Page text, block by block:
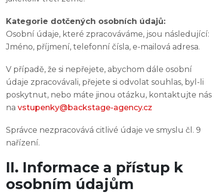
Kategorie dotčených osobních údajů:
Osobní údaje, které zpracováváme, jsou následující:
Jméno, příjmení, telefonní čísla, e-mailová adresa.
V případě, že si nepřejete, abychom dále osobní
údaje zpracovávali, přejete si odvolat souhlas, byl-li
poskytnut, nebo máte jinou otázku, kontaktujte nás
na vstupenky@backstage-agency.cz
Správce nezpracovává citlivé údaje ve smyslu čl. 9
nařízení.
II. Informace a přístup k
osobním údajům